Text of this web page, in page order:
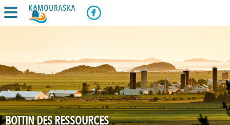
BOTTIN DES RESSOURCES